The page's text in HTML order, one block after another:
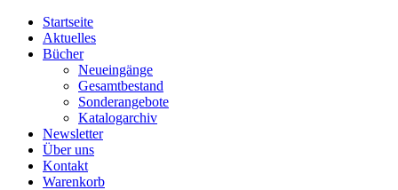
Startseite
Aktuelles
Bücher
Neueingänge
Gesamtbestand
Sonderangebote
Katalogarchiv
Newsletter
Über uns
Kontakt
Warenkorb